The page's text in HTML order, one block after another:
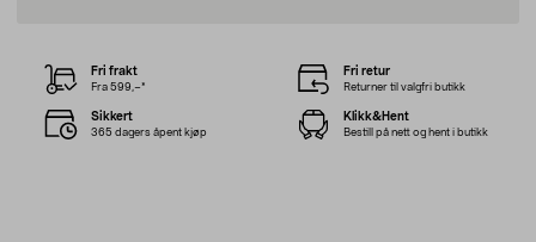
Fri frakt
Fra 599,–*
Fri retur
Returner til valgfri butikk
Sikkert
365 dagers åpent kjøp
Klikk&Hent
Bestill på nett og hent i butikk